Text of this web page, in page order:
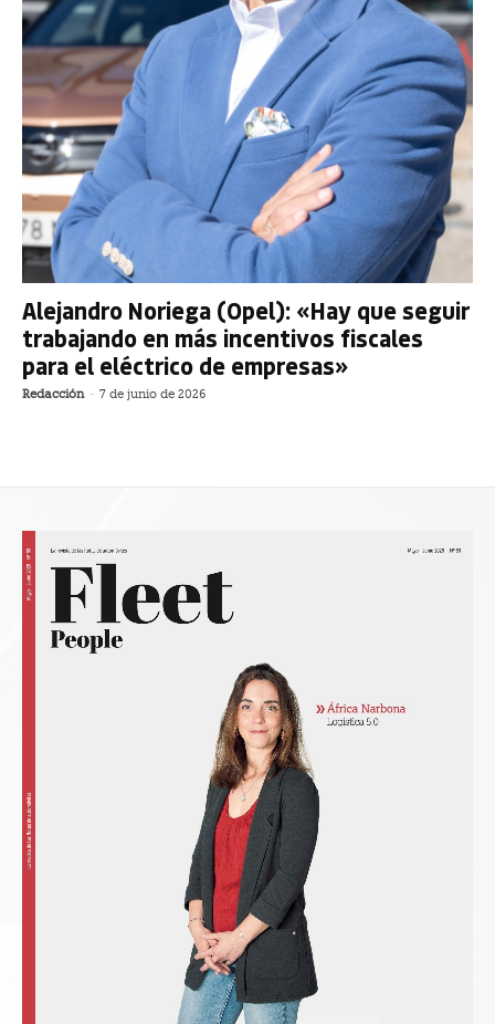
Alejandro Noriega (Opel): «Hay que seguir
trabajando en más incentivos fiscales
para el eléctrico de empresas»
Redacción - 7 de junio de 2026